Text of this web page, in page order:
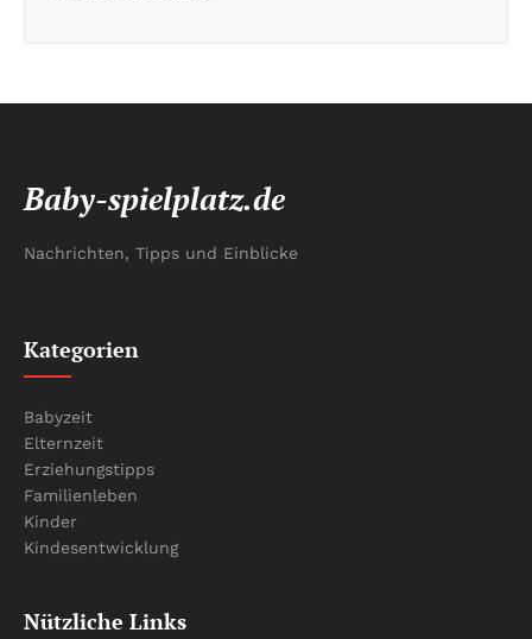
Baby-spielplatz.de
Nachrichten, Tipps und Einblicke
Kategorien
Babyzeit
Elternzeit
Erziehungstipps
Familienleben
Kinder
Kindesentwicklung
Nützliche Links